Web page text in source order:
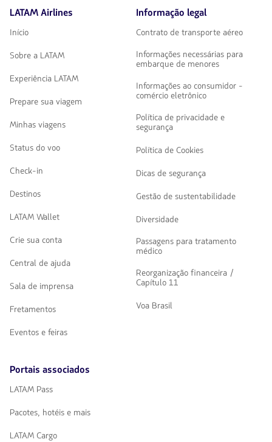
LATAM Airlines
Início
Sobre a LATAM
Experiência LATAM
Prepare sua viagem
Minhas viagens
Status do voo
Check-in
Destinos
LATAM Wallet
Crie sua conta
Central de ajuda
Sala de imprensa
Fretamentos
Eventos e feiras
Informação legal
Contrato de transporte aéreo
Informações necessárias para
embarque de menores
Informações ao consumidor -
comércio eletrônico
Política de privacidade e
segurança
Política de Cookies
Dicas de segurança
Gestão de sustentabilidade
Diversidade
Passagens para tratamento
médico
Reorganização financeira /
Capítulo 11
Voa Brasil
Portais associados
LATAM Pass
Pacotes, hotéis e mais
LATAM Cargo